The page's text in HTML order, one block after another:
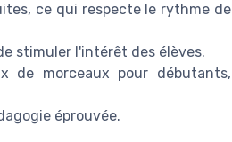
ce qui respecte le rythme de
stimuler l'intérêt des élèves.
de morceaux pour débutants,
éprouvée.